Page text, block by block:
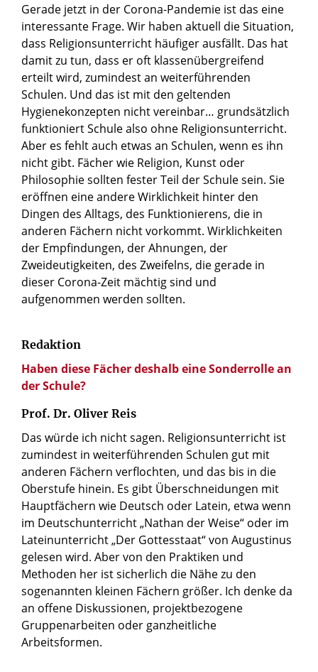
Gerade jetzt in der Corona-Pandemie ist das eine
interessante Frage. Wir haben aktuell die Situation,
dass Religionsunterricht häufiger ausfällt. Das hat
damit zu tun, dass er oft klassenübergreifend
erteilt wird, zumindest an weiterführenden
Schulen. Und das ist mit den geltenden
Hygienekonzepten nicht vereinbar… grundsätzlich
funktioniert Schule also ohne Religionsunterricht.
Aber es fehlt auch etwas an Schulen, wenn es ihn
nicht gibt. Fächer wie Religion, Kunst oder
Philosophie sollten fester Teil der Schule sein. Sie
eröffnen eine andere Wirklichkeit hinter den
Dingen des Alltags, des Funktionierens, die in
anderen Fächern nicht vorkommt. Wirklichkeiten
der Empfindungen, der Ahnungen, der
Zweideutigkeiten, des Zweifelns, die gerade in
dieser Corona-Zeit mächtig sind und
aufgenommen werden sollten.
Redaktion
Haben diese Fächer deshalb eine Sonderrolle an
der Schule?
Prof. Dr. Oliver Reis
Das würde ich nicht sagen. Religionsunterricht ist
zumindest in weiterführenden Schulen gut mit
anderen Fächern verflochten, und das bis in die
Oberstufe hinein. Es gibt Überschneidungen mit
Hauptfächern wie Deutsch oder Latein, etwa wenn
im Deutschunterricht „Nathan der Weise“ oder im
Lateinunterricht „Der Gottesstaat“ von Augustinus
gelesen wird. Aber von den Praktiken und
Methoden her ist sicherlich die Nähe zu den
sogenannten kleinen Fächern größer. Ich denke da
an offene Diskussionen, projektbezogene
Gruppenarbeiten oder ganzheitliche
Arbeitsformen.